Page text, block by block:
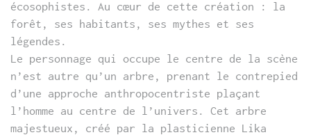
écosophistes. Au cœur de cette création : la
forêt, ses habitants, ses mythes et ses
légendes.
Le personnage qui occupe le centre de la scène
n’est autre qu’un arbre, prenant le contrepied
d’une approche anthropocentriste plaçant
l’homme au centre de l’univers. Cet arbre
majestueux, créé par la plasticienne Lika